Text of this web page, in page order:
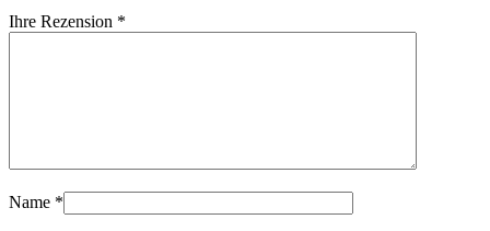
Ihre Rezension *
Name *